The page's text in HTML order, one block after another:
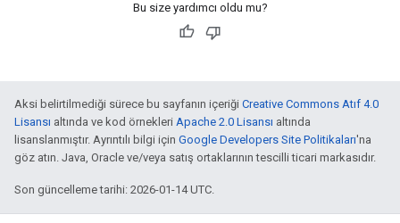
Bu size yardımcı oldu mu?
Aksi belirtilmediği sürece bu sayfanın içeriği Creative Commons Atıf 4.0
Lisansı altında ve kod örnekleri Apache 2.0 Lisansı altında
lisanslanmıştır. Ayrıntılı bilgi için Google Developers Site Politikaları'na
göz atın. Java, Oracle ve/veya satış ortaklarının tescilli ticari markasıdır.
Son güncelleme tarihi: 2026-01-14 UTC.